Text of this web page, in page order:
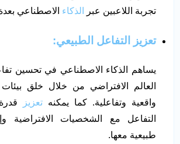
تجربة اللاعبين عبر
الذكاء الاصطناعي
تعزيز التفاعل الطبيعي:
يساهم الذكاء الاصطناعي في تحسين
العالم الافتراضي من خلال خلق بيئات
واقعية وتفاعلية. كما يمكنه تعزيز
التفاعل مع الشخصيات الافتراضية
طبيعية معها.